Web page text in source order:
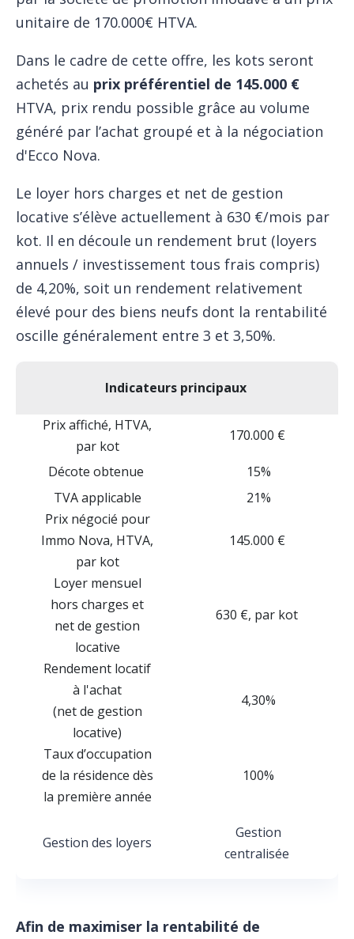
unitaire de 170.000€ HTVA.
Dans le cadre de cette offre, les kots seront
achetés au prix préférentiel de 145.000 €
HTVA, prix rendu possible grâce au volume
généré par l’achat groupé et à la négociation
d'Ecco Nova.
Le loyer hors charges et net de gestion
locative s’élève actuellement à 630 €/mois par
kot. Il en découle un rendement brut (loyers
annuels / investissement tous frais compris)
de 4,20%, soit un rendement relativement
élevé pour des biens neufs dont la rentabilité
oscille généralement entre 3 et 3,50%.
Indicateurs principaux
Prix affiché, HTVA,
par kot
170.000 €
Décote obtenue
15%
TVA applicable
21%
Prix négocié pour
Immo Nova, HTVA,
par kot
145.000 €
Loyer mensuel
hors charges et
net de gestion
locative
630 €, par kot
Rendement locatif
à l'achat
(net de gestion
locative)
4,30%
Taux d’occupation
de la résidence dès
la première année
100%
Gestion des loyers
Gestion
centralisée
Afin de maximiser la rentabilité de